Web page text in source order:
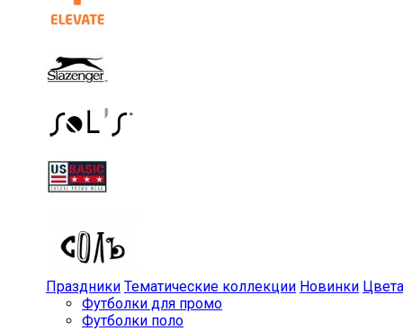
Праздники Тематические коллекции Новинки Цвета
Футболки для промо
Футболки поло